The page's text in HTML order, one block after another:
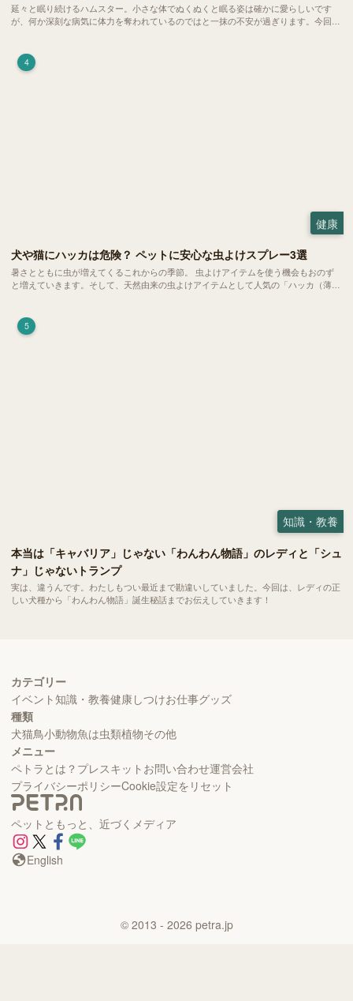
延々と眠り続けるハムスター。小さな体でぬくぬくと眠る姿は確かに愛らしいです
が、何か深刻な病気に体力を奪われているのではと一抹の不安が過ぎります。今回
4
健康
犬や猫にハッカは危険？ ペットに安心な虫よけスプレー3選
暑さとともに虫が増えてくるこれからの季節。 虫よけアイテムを使う機会もおのず
と増えていきます。そして、天然由来の虫よけアイテムとして人気の「ハッカ（薄
5
知識・教養
本当は「キャバリア」じゃない「わんわん物語」のレディと「シュ
ナ」じゃないトランプ
実は、違うんです。わたしもつい最近まで勘違いしていました。今回は、レディの正
しい犬種から「わんわん物語」誕生秘話までお伝えしていきます！
カテゴリー
イベント知識・教養健康しつけお仕事グッズ
種類
犬猫鳥小動物魚は虫類植物その他
メニュー
ペトラとは？ プレスキット お問い合わせ運営会社
プライバシーポリシーCookie設定をリセット
ペットともっと、近づくメディア
English
© 2013 - 2026 petra.jp